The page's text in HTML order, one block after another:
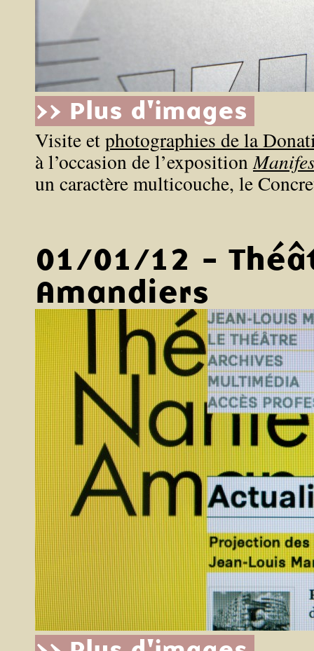
>> Plus d'images
Visite etphotographies de la
à l’occasion de l’exposition
un caractère multicouche, le
01/01/12 -
Amandiers